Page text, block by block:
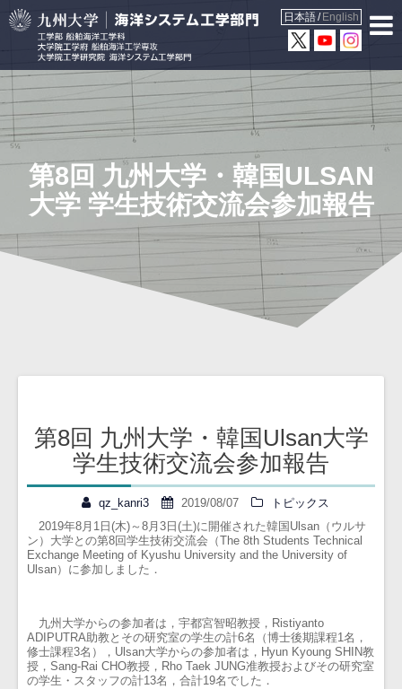
English
日本語
第8回 九州大学・韓国ULSAN
大学 学生技術交流会参加報告
第8回 九州大学・韓国Ulsan大学
学生技術交流会参加報告
qz_kanri3 2019/08/07
トピックス
2019年8月1日(木)～8月3日(土)に開催された韓国Ulsan（ウルサ
ン）大学との第8回学生技術交流会（The 8th Students Technical
Exchange Meeting of Kyushu University and the University of
Ulsan）に参加しました．
九州大学からの参加者は，宇都宮智昭教授，Ristiyanto
ADIPUTRA助教とその研究室の学生の計6名（博士後期課程1名，
修士課程3名），Ulsan大学からの参加者は，Hyun Kyoung SHIN教
授，Sang-Rai CHO教授，Rho Taek JUNG准教授およびその研究室
の学生・スタッフの計13名，合計19名でした．
稿
ビ
ゲ
ー
シ
ン